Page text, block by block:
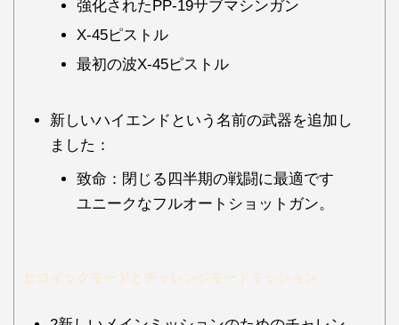
強化されたPP-19サブマシンガン
X-45ピストル
最初の波X-45ピストル
新しいハイエンドという名前の武器を追加し
ました：
致命：閉じる四半期の戦闘に最適です
ユニークなフルオートショットガン。
ヒロイックモードとチャレンジモードミッション